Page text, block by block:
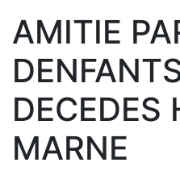
AMITIE
DECEDES
MARNE